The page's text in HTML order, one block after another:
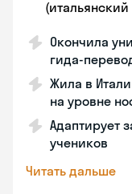
Окончила
гида-
Жила в
на уровне
Адаптирует
учеников
Читать дальше